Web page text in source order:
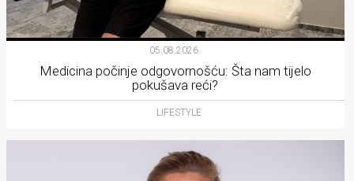
05.08.2026.
Medicina počinje odgovornošću: Šta nam tijelo
pokušava reći?
LIFESTYLE